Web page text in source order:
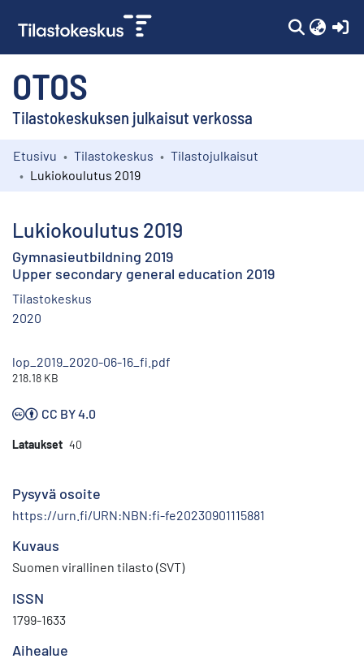
OTOS
Tilastokeskuksen julkaisut verkossa
Kokoelmat
Etusivu Tilastokeskus
Tilastojulkaisut
Lukiokoulutus 2019
Lukiokoulutus 2019
Gymnasieutbildning 2019
Upper secondary general education 2019
Tilastokeskus
2020
lop_2019_2020-06-16_fi.pdf
218.18 KB
CC BY 4.0
Lataukset 40
Pysyvä osoite
https://urn.fi/URN:NBN:fi-fe20230901115881
Kuvaus
Suomen virallinen tilasto (SVT)
ISSN
1799-1633
Aihealue